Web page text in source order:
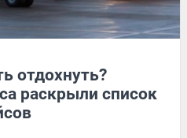
отдохнуть?
раскрыли список